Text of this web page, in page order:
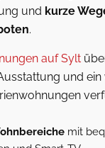
und kurze
.
auf Sylt
und ein
mit